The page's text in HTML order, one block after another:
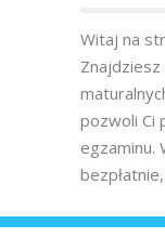
Witaj na
pozwoli Ci
egzaminu.